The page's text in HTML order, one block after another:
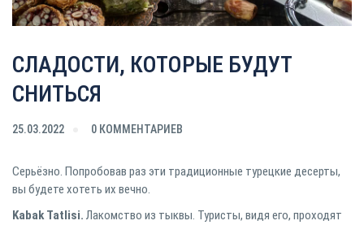
СЛАДОСТИ, КОТОРЫЕ БУДУТ
СНИТЬСЯ
25.03.2022 0 КОММЕНТАРИЕВ
Серьёзно. Попробовав раз эти традиционные турецкие десерты,
вы будете хотеть их вечно.⠀
Kabak Tatlisi. Лакомство из тыквы. Туристы, видя его, проходят